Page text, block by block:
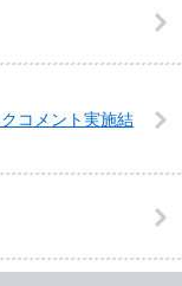
コメント実施結